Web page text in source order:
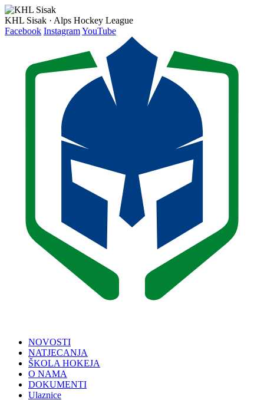
KHL Sisak · Alps Hockey League
Facebook InstagramYouTube
NOVOSTI
NATJECANJA
ŠKOLA HOKEJA
O NAMA
DOKUMENTI
Ulaznice